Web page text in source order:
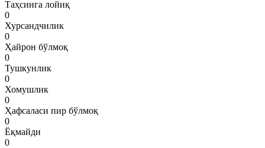
Таҳсинга лойиқ
0
Хурсандчилик
0
Ҳайрон бўлмоқ
0
Тушкунлик
0
Хомушлик
0
Ҳафсаласи пир бўлмоқ
0
Ёқмайди
0